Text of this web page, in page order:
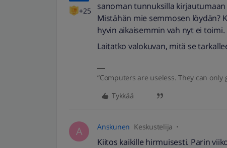
+25
sanoman tunnuksilla
Mistähän mie semmosen löydän?
hyvin aikaisemmin vah nyt ei toimi.
Laitatko valokuvan, mitä se
“Computers are useless. They can
Tykkää
A Anskunen Keskustelija
Kiitos kaikille hirmuisesti. Parin